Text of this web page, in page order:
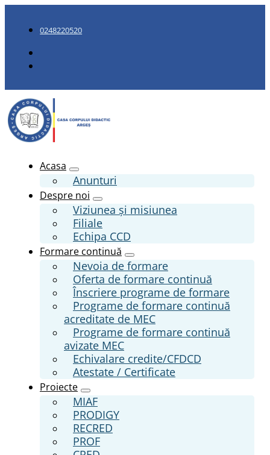
0248220520
Acasa
Anunturi
Despre noi
Viziunea și misiunea
Filiale
Echipa CCD
Formare continuă
Nevoia de formare
Oferta de formare continuă
Înscriere programe de formare
Programe de formare continuă
acreditate de MEC
Programe de formare continuă
avizate MEC
Echivalare credite/CFDCD
Atestate / Certificate
Proiecte
MIAF
PRODIGY
RECRED
PROF